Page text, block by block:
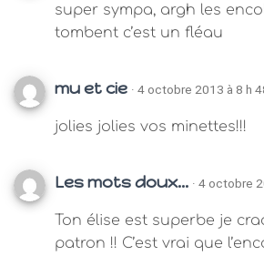
super sympa, argh les
tombent c’est un fléau
mu et cie · 4 octobre 2013 à 8 h
jolies jolies vos minettes!!!
Les mots doux... · 4 octobre
Ton élise est superbe je
patron !! C’est vrai que